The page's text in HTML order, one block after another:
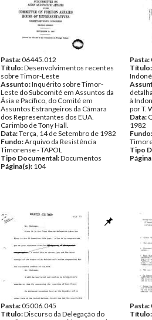
Pasta:06445.012
Título:Desenvolvimentos recentes
sobre Timor-Leste
Assunto:Inquérito sobre Timor-
Leste do Subcomité em Assuntos da
Ásia e Pacífico, do Comité em
Assuntos Estrangeiros da Câmara
dos Representantes dos EUA.
Carimbo de Tony Hall.
Data:Terça, 14 de Setembro de 1982
Fundo:Arquivo da Resistência
Timorense - TAPOL
Tipo Documental:Documentos
Página(s): 104
Pasta:
Título:
à
por T.
Data:
1982
Fundo:
Tipo
Pasta:05006.045
Título:Discurso da Delegação do
Pasta:
Título: